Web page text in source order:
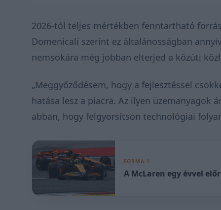
2026-tól teljes mértékben fenntartható
Domenicali szerint ez általánosságban
nemsokára még jobban elterjed a közúti
„Meggyőződésem, hogy a fejlesztéssel
hatása lesz a piacra. Az ilyen üzemanyagok
abban, hogy felgyorsítson technológiai
FORMA-1
A McLaren egy évvel